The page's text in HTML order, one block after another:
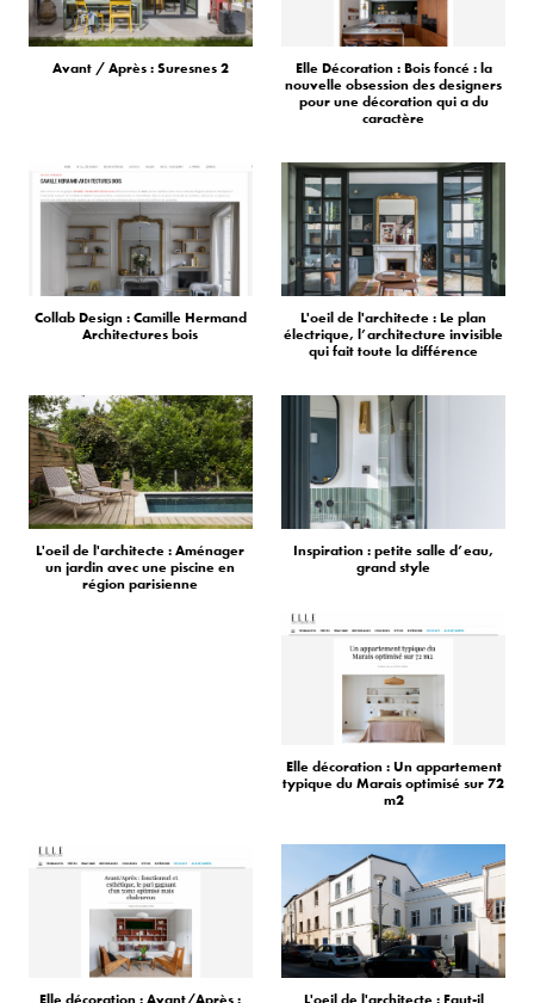
Avant / Après : Suresnes 2
Elle Décoration : Bois foncé : la
nouvelle obsession des designers
pour une décoration qui a du
caractère
Collab Design : Camille Hermand
Architectures bois
L'oeil de l'architecte : Le plan
électrique, l’architecture invisible
qui fait toute la différence
L'oeil de l'architecte : Aménager
un jardin avec une piscine en
région parisienne
Inspiration : petite salle d’eau,
grand style
Elle décoration : Un appartement
typique du Marais optimisé sur 72
m2